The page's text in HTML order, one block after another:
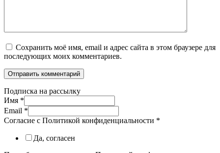
Сохранить моё имя, email и адрес сайта в этом браузере для
последующих моих комментариев.
Подписка на рассылку
Имя *
Email *
Согласие с Политикой конфиденциальности *
Да, согласен